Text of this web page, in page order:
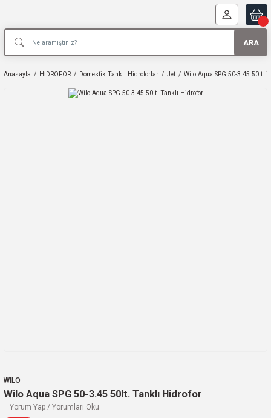
ARA
Anasayfa HİDROFOR Domestik Tanklı Hidroforlar Jet Wilo Aqua SPG 50-3.45 50lt.
WILO
Wilo Aqua SPG 50-3.45 50lt. Tanklı Hidrofor
Yorum Yap / Yorumları Oku